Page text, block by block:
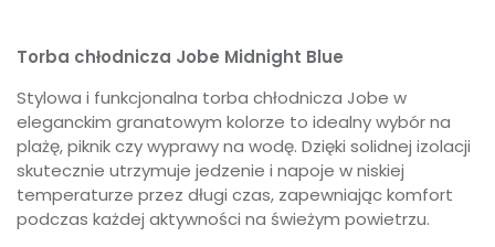
Torba chłodnicza Jobe Midnight Blue
Stylowa i funkcjonalna torba chłodnicza Jobe w
eleganckim granatowym kolorze to idealny wybór na
plażę, piknik czy wyprawy na wodę. Dzięki solidnej izolacji
skutecznie utrzymuje jedzenie i napoje w niskiej
temperaturze przez długi czas, zapewniając komfort
podczas każdej aktywności na świeżym powietrzu.